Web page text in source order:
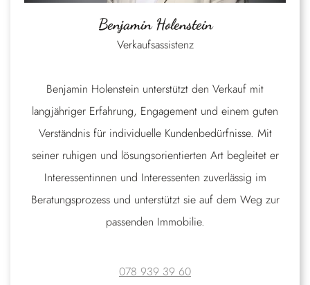
Benjamin Holenstein
Verkaufsassistenz
Benjamin Holenstein unterstützt den Verkauf mit
langjähriger Erfahrung, Engagement und einem guten
Verständnis für individuelle Kundenbedürfnisse. Mit
seiner ruhigen und lösungsorientierten Art begleitet er
Interessentinnen und Interessenten zuverlässig im
Beratungsprozess und unterstützt sie auf dem Weg zur
passenden Immobilie.
078 939 39 60